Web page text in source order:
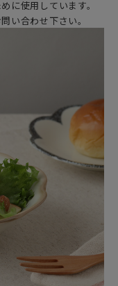
に使用しています。
い合わせ下さい。